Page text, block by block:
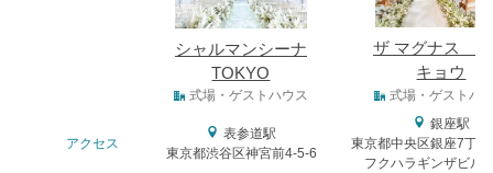
シャルマンシーナ
TOKYO
ザ マグナス
キョウ
式場・ゲストハウス 式場・ゲストハ
アクセス
表参道駅
東京都渋谷区神宮前4-5-6
銀座駅
東京都中央区銀座7丁
フクハラギンザビル